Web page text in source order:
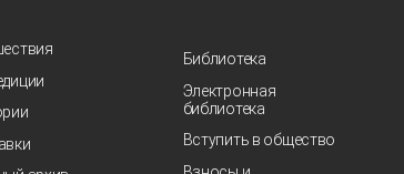
Библиотека
Электронная
библиотека
Вступить в общество